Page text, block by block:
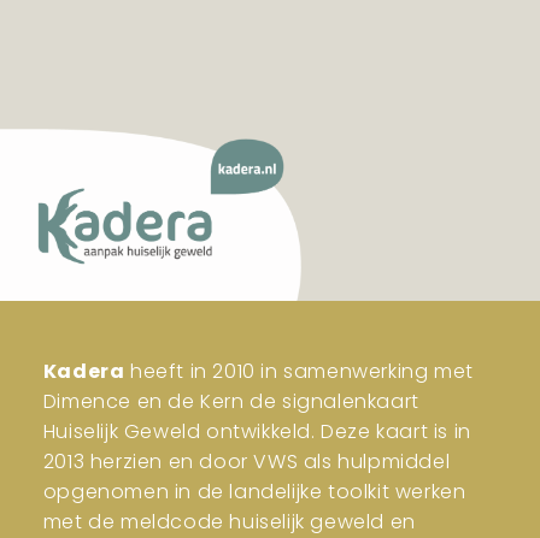
Kadera heeft in 2010 in samenwerking met
Dimence en de Kern de signalenkaart
Huiselijk Geweld ontwikkeld. Deze kaart is in
2013 herzien en door VWS als hulpmiddel
opgenomen in de landelijke toolkit werken
met de meldcode huiselijk geweld en